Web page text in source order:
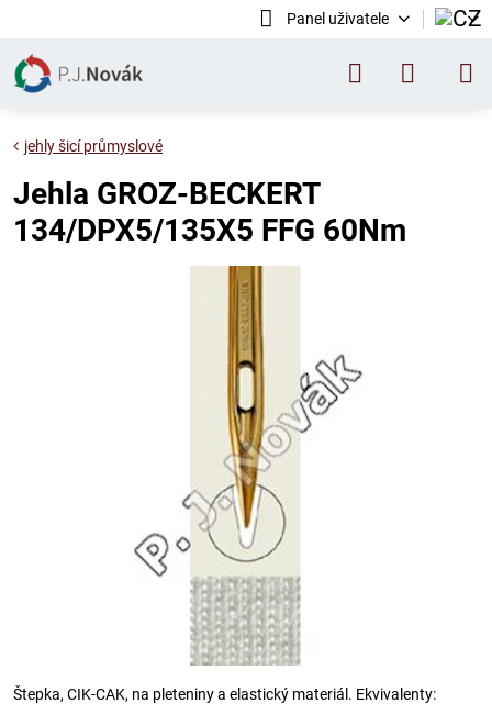
Panel uživatele
jehly šicí průmyslové
Jehla GROZ-BECKERT
134/DPX5/135X5 FFG 60Nm
Štepka, CIK-CAK, na pleteniny a elastický materiál. Ekvivalenty: